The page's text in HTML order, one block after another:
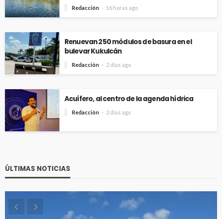
Redacción 16 horas ago
Renuevan 250 módulos de basura en el
bulevar Kukulcán
Redacción 2 días ago
Acuífero, al centro de la agenda hídrica
Redacción 2 días ago
ÚLTIMAS NOTICIAS